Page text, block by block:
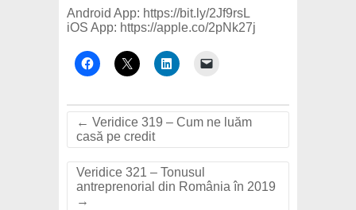
Android App: https://bit.ly/2Jf9rsL
iOS App: https://apple.co/2pNk27j
← Veridice 319 – Cum ne luăm
casă pe credit
Veridice 321 – Tonusul
antreprenorial din România în 2019
→